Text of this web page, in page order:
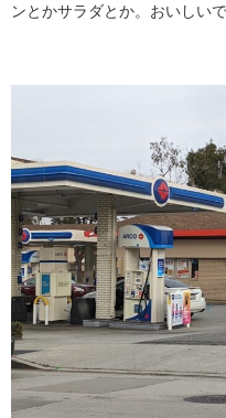
ンとかサラダとか。おいしいで